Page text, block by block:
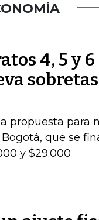
4, 5 y
propuesta para
que se
y $29.000